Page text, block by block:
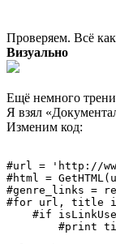
Проверяем. Всё
Визуально
Ещё немного
Я взял
Изменим код:
#url = 'http://
#html =
#genre_links =
#for url, title in
#if
#print